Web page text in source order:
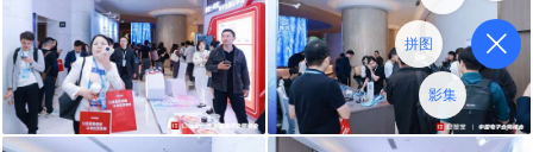
拼图
影集